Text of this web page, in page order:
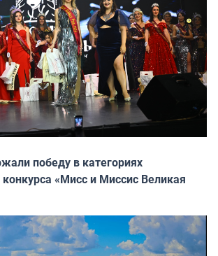
победу в категориях
конкурса «Мисс и Миссис Великая